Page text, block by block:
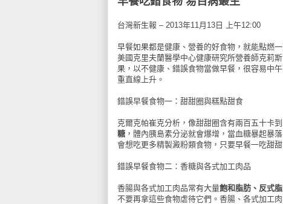
台灣新生報 – 2013年11月13日 上午12:00
早餐如果都是健康、營養的好食物，就能點燃
美國克里夫蘭醫學中心健康研究所營養師克莉
果，以不健康、錯誤食物當做早餐，很容易中
重直線上升。
錯誤早餐食物一：甜甜圈與糕點甜食
克爾克帕崔克分析，像甜甜圈含有兩百五十卡
糖 ，體內胰島素分泌就會爆增，當血糖暴起暴
會想吃更多精製澱粉類食物，只要早餐一吃甜
錯誤早餐食物二：香糖與各式加工肉品
香腸與各式加工肉品常有大量飽和脂肪、反式
不要再拿這些食物虐待它們。香腸、各式加工